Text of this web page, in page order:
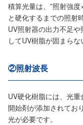
積算光量は、”照射強
と硬化するまでの照射
UV照射器の出力不足
してUV樹脂が固まらな
②照射波長
UV硬化樹脂には、光
開始剤が添加されてお
光が必要です。